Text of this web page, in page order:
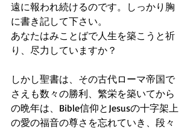
遠に報われ続けるのです。しっかり胸
に書き記して下さい。
あなたはみことばで人生を築こうと祈
り、尽力していますか？
しかし聖書は、その古代ローマ帝国で
さえも数々の勝利、繁栄を築いてから
の晩年は、Bible信仰とJesusの十字架上
の愛の福音の尊さを忘れていき、段々